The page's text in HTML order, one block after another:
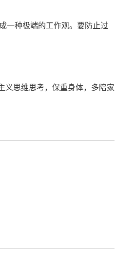
一种极端的工作观。要防止过
义思维思考，保重身体，多陪家